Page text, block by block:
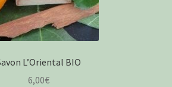
L’Oriental BIO
6,00€